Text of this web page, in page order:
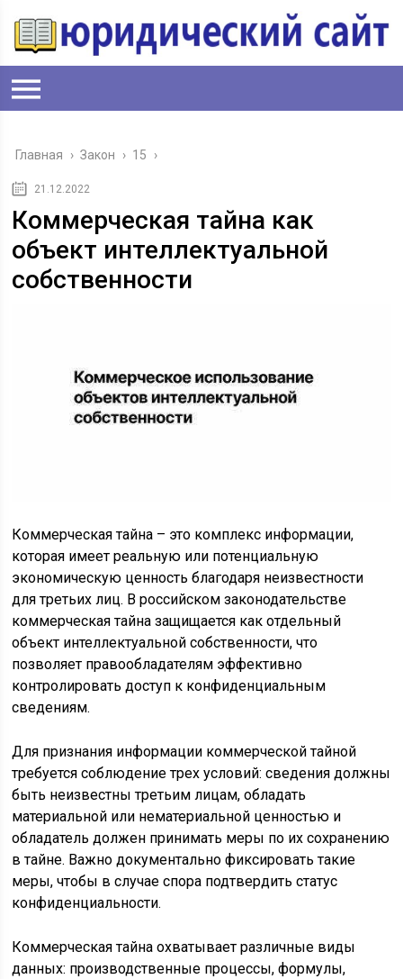
Главная › Закон › 15 ›
21.12.2022
Коммерческая тайна как
объект интеллектуальной
собственности
Коммерческая тайна – это комплекс информации,
которая имеет реальную или потенциальную
экономическую ценность благодаря неизвестности
для третьих лиц. В российском законодательстве
коммерческая тайна защищается как отдельный
объект интеллектуальной собственности, что
позволяет правообладателям эффективно
контролировать доступ к конфиденциальным
сведениям.
Для признания информации коммерческой тайной
требуется соблюдение трех условий: сведения должны
быть неизвестны третьим лицам, обладать
материальной или нематериальной ценностью и
обладатель должен принимать меры по их сохранению
в тайне. Важно документально фиксировать такие
меры, чтобы в случае спора подтвердить статус
конфиденциальности.
Коммерческая тайна охватывает различные виды
данных: производственные процессы, формулы,